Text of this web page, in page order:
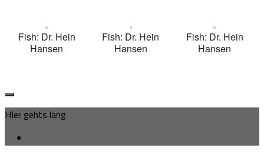
Fish: Dr. Hein
Hansen
Fish: Dr. Hein
Hansen
Fish: Dr. Hein
Hansen
HIer gehts lang